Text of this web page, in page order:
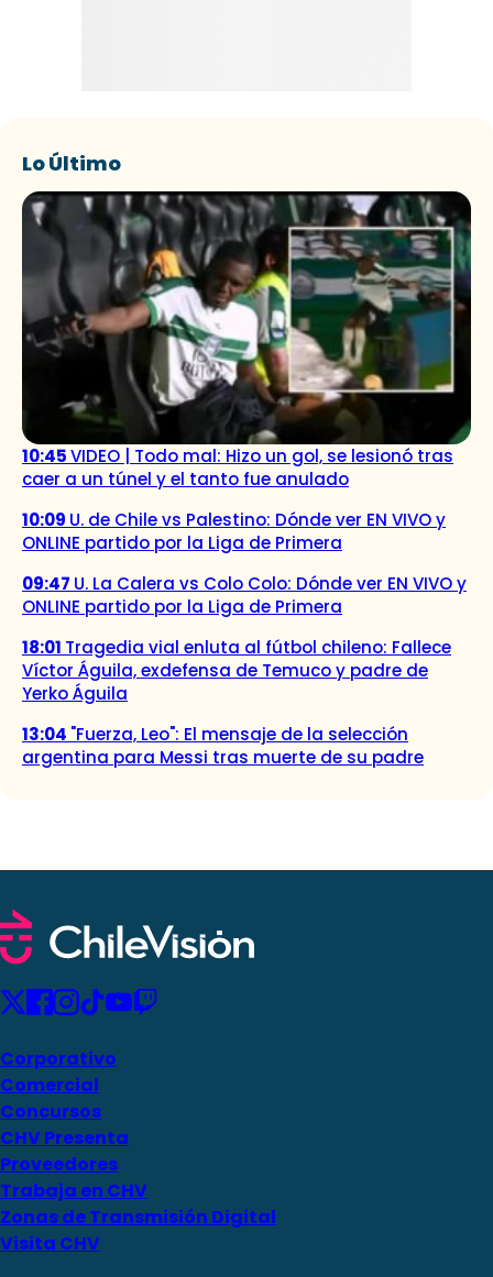
Lo Último
10:45VIDEO | Todo mal: Hizo un gol, se lesionó tras
caer a un túnel y el tanto fue anulado
10:09 U. de Chile vs Palestino: Dónde ver EN VIVO y
ONLINE partido por la Liga de Primera
09:47 U. La Calera vs Colo Colo: Dónde ver EN VIVO y
ONLINE partido por la Liga de Primera
18:01 Tragedia vial enluta al fútbol chileno: Fallece
Víctor Águila, exdefensa de Temuco y padre de
Yerko Águila
13:04 "Fuerza, Leo": El mensaje de la selección
argentina para Messi tras muerte de su padre
Corporativo
Comercial
Concursos
CHV Presenta
Proveedores
Trabaja en CHV
Zonas de Transmisión Digital
Visita CHV